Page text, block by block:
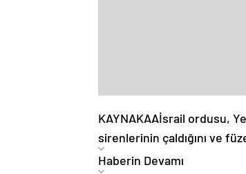
KAYNAKAAİsrail ordusu,
sirenlerinin çaldığını ve
Haberin Devamı